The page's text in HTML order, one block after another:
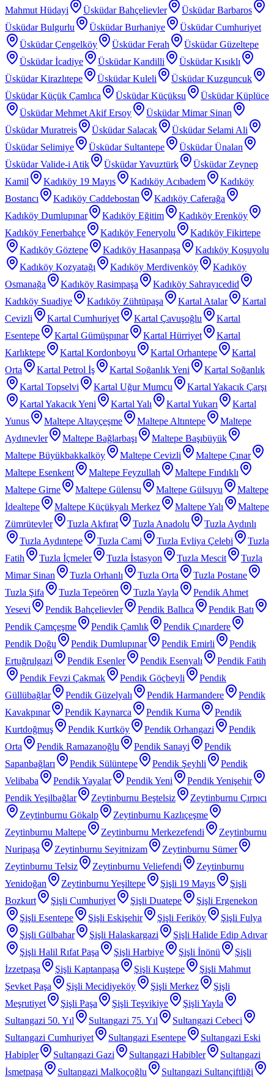
Mahmut Hüdayi Üsküdar Bahçelievler
Üsküdar Barbaros
Üsküdar Bulgurlu
Üsküdar Burhaniye
Üsküdar Cumhuriyet
Üsküdar Çengelköy
Üsküdar Ferah
Üsküdar Güzeltepe
Üsküdar İcadiye
Üsküdar Kandilli
Üsküdar Kısıklı
Üsküdar Kirazlıtepe
Üsküdar Kuleli
Üsküdar Kuzguncuk
Üsküdar Küçük Çamlıca
Üsküdar Küçüksu
Üsküdar Küplüce
Üsküdar Mehmet Akif Ersoy
Üsküdar Mimar Sinan
Üsküdar Muratreis
Üsküdar Salacak
Üsküdar Selami Ali
Üsküdar Selimiye
Üsküdar Sultantepe
Üsküdar Ünalan
Üsküdar Valide-i Atik
Üsküdar Yavuztürk
Üsküdar Zeynep
Kamil
Kadıköy 19 Mayıs Kadıköy Acıbadem
Kadıköy
Bostancı
Kadıköy Caddebostan
Kadıköy Caferağa
Kadıköy Dumlupınar
Kadıköy Eğitim
Kadıköy Erenköy
Kadıköy Fenerbahçe
Kadıköy Feneryolu
Kadıköy Fikirtepe
Kadıköy Göztepe
Kadıköy Hasanpaşa
Kadıköy Koşuyolu
Kadıköy Kozyatağı
Kadıköy Merdivenköy
Kadıköy
Osmanağa
Kadıköy Rasimpaşa
Kadıköy Sahrayıcedid
Kadıköy Suadiye
Kadıköy Zühtüpaşa Kartal Atalar
Kartal
Cevizli
Kartal Cumhuriyet Kartal Çavuşoğlu
Kartal
Esentepe
Kartal Gümüşpınar Kartal Hürriyet
Kartal
Karlıktepe
Kartal Kordonboyu Kartal Orhantepe
Kartal
Orta
Kartal Petrol İş Kartal Soğanlık Yeni
Kartal Soğanlık
Kartal Topselvi
Kartal Uğur Mumcu
Kartal Yakacık Çarşı
Kartal Yakacık Yeni
Kartal Yalı Kartal Yukarı
Kartal
Yunus
Maltepe Altayçeşme Maltepe Altıntepe
Maltepe
Aydınevler
Maltepe Bağlarbaşı
Maltepe Başıbüyük
Maltepe Büyükbakkalköy
Maltepe Cevizli
Maltepe Çınar
Maltepe Esenkent
Maltepe Feyzullah
Maltepe Fındıklı
Maltepe Girne
Maltepe Gülensu Maltepe Gülsuyu
Maltepe
İdealtepe
Maltepe Küçükyalı Merkez Maltepe Yalı
Maltepe
Zümrütevler
Tuzla Akfırat Tuzla Anadolu
Tuzla Aydınlı
Tuzla Aydıntepe
Tuzla Cami Tuzla Evliya Çelebi
Tuzla
Fatih
Tuzla İçmeler Tuzla İstasyon Tuzla Mescit
Tuzla
Mimar Sinan
Tuzla Orhanlı Tuzla Orta
Tuzla Postane
Tuzla Şifa
Tuzla Tepeören Tuzla Yayla
Pendik Ahmet
Yesevi
Pendik Bahçelievler Pendik Ballıca
Pendik Batı
Pendik Çamçeşme
Pendik Çamlık
Pendik Çınardere
Pendik Doğu
Pendik Dumlupınar Pendik Emirli
Pendik
Ertuğrulgazi
Pendik Esenler Pendik Esenyalı
Pendik Fatih
Pendik Fevzi Çakmak
Pendik Göçbeyli
Pendik
Güllübağlar
Pendik Güzelyalı Pendik Harmandere
Pendik
Kavakpınar
Pendik Kaynarca Pendik Kurna
Pendik
Kurtdoğmuş
Pendik Kurtköy Pendik Orhangazi
Pendik
Orta
Pendik Ramazanoğlu Pendik Sanayi
Pendik
Sapanbağları
Pendik Sülüntepe Pendik Şeyhli
Pendik
Velibaba
Pendik Yayalar Pendik Yeni
Pendik Yenişehir
Pendik Yeşilbağlar
Zeytinburnu Beştelsiz
Zeytinburnu Çırpıcı
Zeytinburnu Gökalp
Zeytinburnu Kazlıçeşme
Zeytinburnu Maltepe
Zeytinburnu Merkezefendi
Zeytinburnu
Nuripaşa
Zeytinburnu Seyitnizam
Zeytinburnu Sümer
Zeytinburnu Telsiz
Zeytinburnu Veliefendi
Zeytinburnu
Yenidoğan
Zeytinburnu Yeşiltepe Şişli 19 Mayıs
Şişli
Bozkurt
Şişli Cumhuriyet Şişli Duatepe
Şişli Ergenekon
Şişli Esentepe
Şişli Eskişehir Şişli Feriköy
Şişli Fulya
Şişli Gülbahar
Şişli Halaskargazi
Şişli Halide Edip Adıvar
Şişli Halil Rıfat Paşa
Şişli Harbiye Şişli İnönü
Şişli
İzzetpaşa
Şişli Kaptanpaşa Şişli Kuştepe
Şişli Mahmut
Şevket Paşa
Şişli Mecidiyeköy Şişli Merkez
Şişli
Meşrutiyet
Şişli Paşa Şişli Teşvikiye
Şişli Yayla
Sultangazi 50. Yıl
Sultangazi 75. Yıl
Sultangazi Cebeci
Sultangazi Cumhuriyet
Sultangazi Esentepe
Sultangazi Eski
Habipler
Sultangazi Gazi Sultangazi Habibler
Sultangazi
İsmetpaşa
Sultangazi Malkoçoğlu
Sultangazi Sultançiftliği